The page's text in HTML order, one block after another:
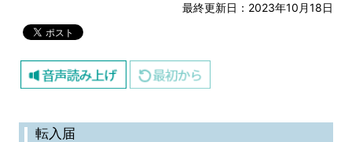
最終更新日：2023年10月18日
転入届